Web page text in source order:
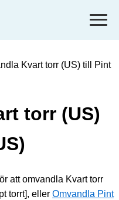
Kvart torr (US) till Pint
torr (US)
att omvandla Kvart torr
torrt], eller Omvandla Pint